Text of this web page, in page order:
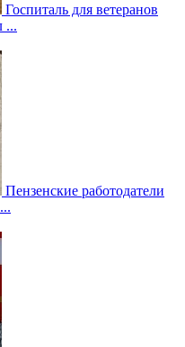
Госпиталь для ветеранов
...
Пензенские работодатели